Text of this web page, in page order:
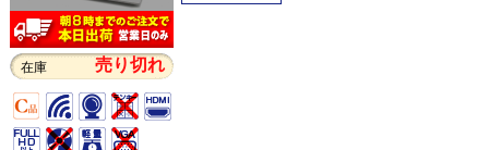
在庫 売り切れ